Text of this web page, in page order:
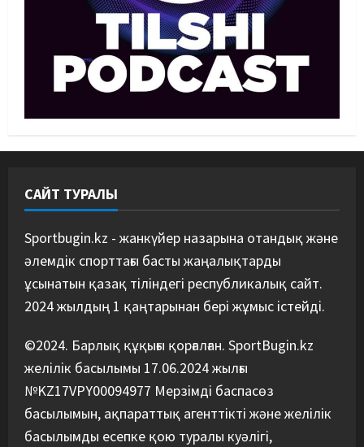
Жас таеквондошылар Ресейде үш
медаль жеңіп алды
10/08/2026
Басты жаңалық Дзюдо
жеңемін
5
Ауыр атлетика Басты жаңалық
чемпионатында топ жарды
10/08/2026
САЙТ ТУРАЛЫ
Sportbugin.kz - жанкүйер назарына отандық және
әлемдік спорттағы басты жаңалықтарды
ұсынатын қазақ тіліндегі республикалық сайт.
2024 жылдың 1 қаңтарынан бері жұмыс істейді.
©2024. Барлық құқығы қорғалған. SportBugin.kz
желілік басылымы 17.06.2024 жылғы
№KZ17VPY00094977 Мерзімді баспасөз
басылымын, ақпараттық агенттікті және желілік
басылымды есепке қою туралы куәлігі,